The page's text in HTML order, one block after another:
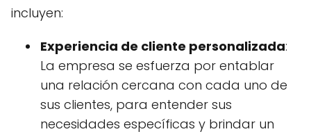
incluyen:
Experiencia de cliente personalizada:
La empresa se esfuerza por entablar
una relación cercana con cada uno de
sus clientes, para entender sus
necesidades específicas y brindar un